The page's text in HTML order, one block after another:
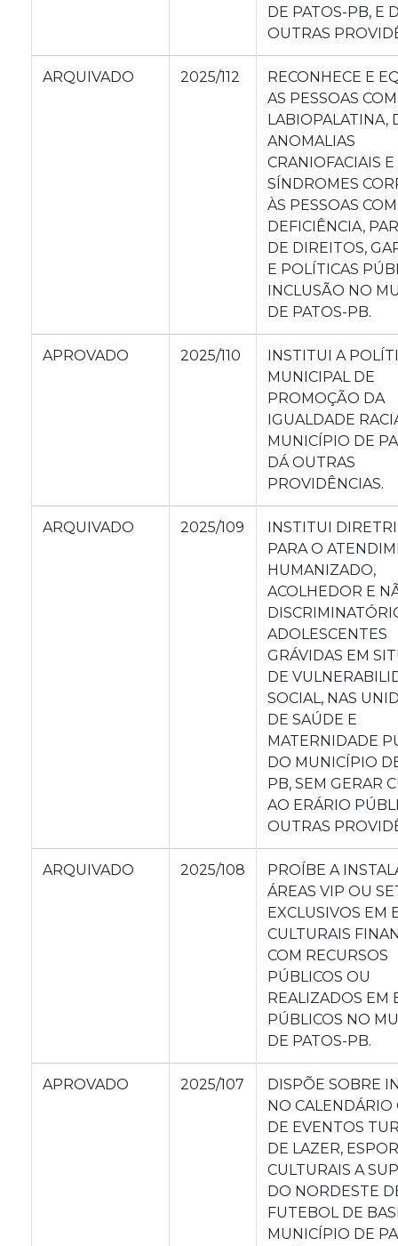
DE PATOS-PB, E
OUTRAS
ARQUIVADO 2025/112
RECONHECE E
AS PESSOAS
LABIOPALATINA,
ANOMALIAS
CRANIOFACIAIS E
SÍNDROMES
ÀS PESSOAS COM
DEFICIÊNCIA,
DE DIREITOS,
E POLÍTICAS
INCLUSÃO NO
DE PATOS-PB.
APROVADO 2025/110
INSTITUI A
MUNICIPAL DE
PROMOÇÃO DA
IGUALDADE
MUNICÍPIO DE
DÁ OUTRAS
PROVIDÊNCIAS.
ARQUIVADO 2025/109
INSTITUI
PARA O
HUMANIZADO,
ACOLHEDOR E
ADOLESCENTES
GRÁVIDAS EM
DE
SOCIAL, NAS
DE SAÚDE E
MATERNIDADE
DO MUNICÍPIO
PB, SEM GERAR
AO ERÁRIO
OUTRAS
ARQUIVADO 2025/108
PROÍBE A
ÁREAS VIP OU
EXCLUSIVOS EM
CULTURAIS
COM RECURSOS
PÚBLICOS OU
REALIZADOS EM
PÚBLICOS NO
DE PATOS-PB.
APROVADO 2025/107
DISPÕE SOBRE
NO CALENDÁRIO
DE EVENTOS
DE LAZER,
CULTURAIS A
DO NORDESTE
FUTEBOL DE
MUNICÍPIO DE